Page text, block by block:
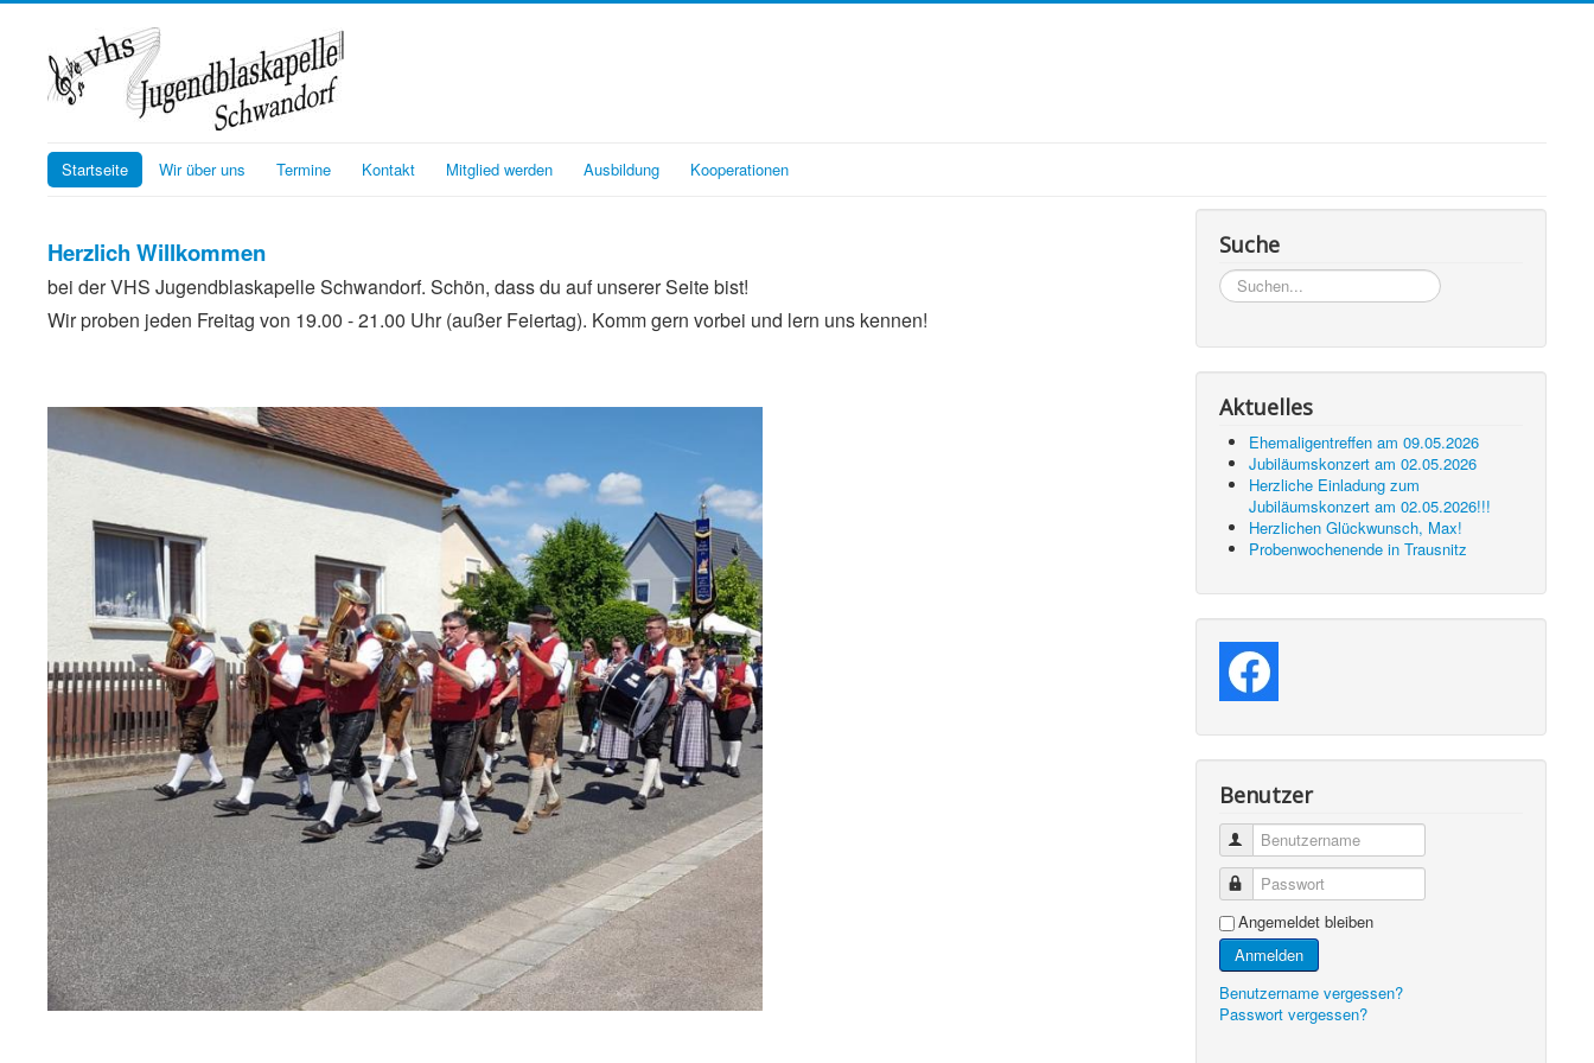
Startseite Wir über uns Termine Kontakt Mitglied werden Ausbildung Kooperationen
Herzlich Willkommen
bei der VHS Jugendblaskapelle Schwandorf. Schön, dass du auf unserer Seite bist!
Wir proben jeden Freitag von 19.00 - 21.00 Uhr (außer Feiertag). Komm gern vorbei und lern uns kennen!
Suche
Suchen...
Aktuelles
Ehemaligentreffen am 09.05.2026
Jubiläumskonzert am 02.05.2026
Herzliche Einladung zum
Jubiläumskonzert am 02.05.2026!!!
Herzlichen Glückwunsch, Max!
Probenwochenende in Trausnitz
Benutzer
Benutzername
Passwort
Angemeldet bleiben
Anmelden
Benutzername vergessen?
Passwort vergessen?